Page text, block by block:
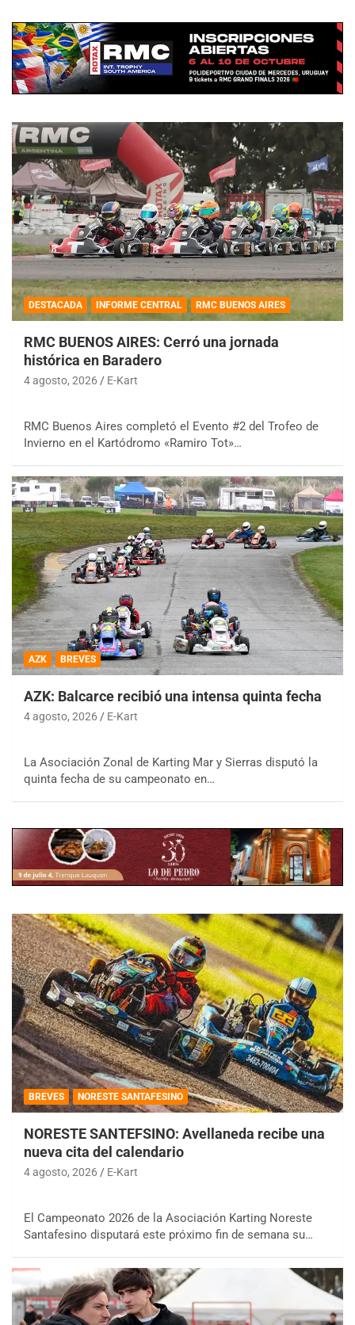
DESTACADA INFORME CENTRAL RMC BUENOS AIRES
RMC BUENOS AIRES: Cerró una jornada
histórica en Baradero
4 agosto, 2026 E-Kart
RMC Buenos Aires completó el Evento #2 del Trofeo de
Invierno en el Kartódromo «Ramiro Tot»…
AZK BREVES
AZK: Balcarce recibió una intensa quinta fecha
4 agosto, 2026 E-Kart
La Asociación Zonal de Karting Mar y Sierras disputó la
quinta fecha de su campeonato en…
BREVES NORESTE SANTAFESINO
NORESTE SANTEFSINO: Avellaneda recibe una
nueva cita del calendario
4 agosto, 2026 E-Kart
El Campeonato 2026 de la Asociación Karting Noreste
Santafesino disputará este próximo fin de semana su…